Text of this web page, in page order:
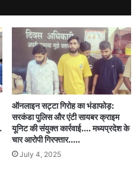
ऑनलाइन सट्टा गिरोह का भंडाफोड़:
सरकंडा पुलिस और एंटी सायबर क्राइम
यूनिट की संयुक्त कार्रवाई…. मध्यप्रदेश के
चार आरोपी गिरफ्तार…..
July 4, 2025